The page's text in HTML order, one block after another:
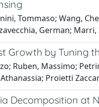
Tommaso; Wang,
German;
Growth by Tuning
Ruben, Massimo;
Proietti
Decomposition at